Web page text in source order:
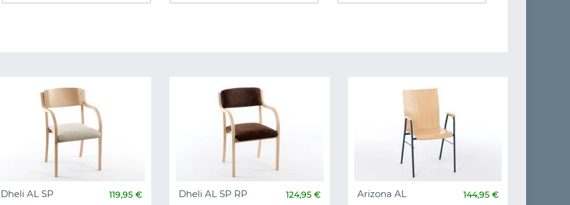
Dheli AL SP 119,95 € Dheli AL SP RP 124,95 € Arizona AL 144,95 €